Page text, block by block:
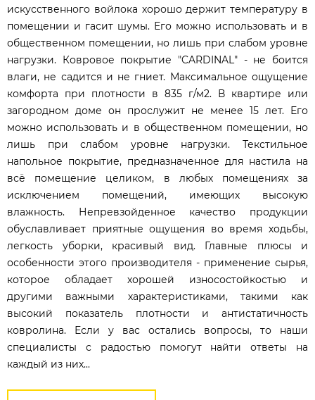
искусственного войлока хорошо держит температуру в
помещении и гасит шумы. Его можно использовать и в
общественном помещении, но лишь при слабом уровне
нагрузки. Ковровое покрытие "CARDINAL" - не боится
влаги, не садится и не гниет. Максимальное ощущение
комфорта при плотности в 835 г/м2. В квартире или
загородном доме он прослужит не менее 15 лет. Его
можно использовать и в общественном помещении, но
лишь при слабом уровне нагрузки. Текстильное
напольное покрытие, предназначенное для настила на
всё помещение целиком, в любых помещениях за
исключением помещений, имеющих высокую
влажность. Непревзойденное качество продукции
обуславливает приятные ощущения во время ходьбы,
легкость уборки, красивый вид. Главные плюсы и
особенности этого производителя - применение сырья,
которое обладает хорошей износостойкостью и
другими важными характеристиками, такими как
высокий показатель плотности и антистатичность
ковролина. Если у вас остались вопросы, то наши
специалисты с радостью помогут найти ответы на
каждый из них...